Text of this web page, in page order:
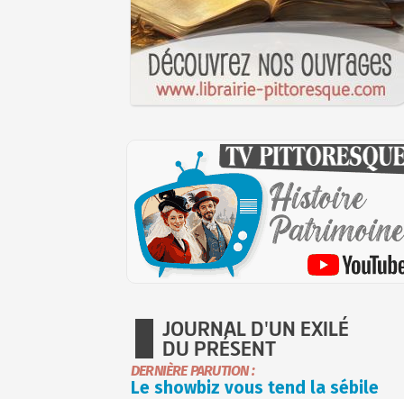
JOURNAL D'UN EXILÉ
DU PRÉSENT
DERNIÈRE PARUTION :
Le showbiz vous tend la sébile